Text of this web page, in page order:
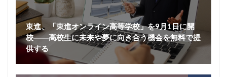
東進、「東進オンライン高等学校」を9月1日に開
校――高校生に未来や夢に向き合う機会を無料で提
供する